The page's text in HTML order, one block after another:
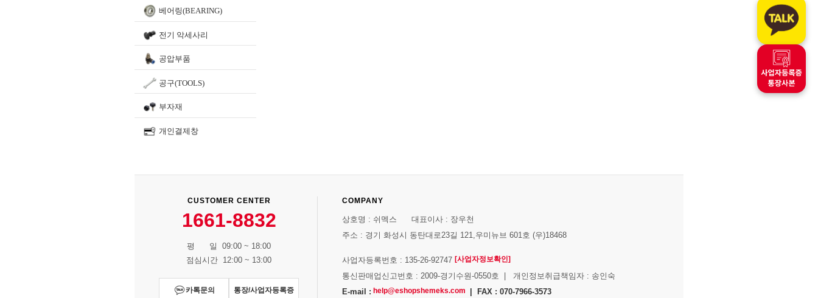
베어링(BEARING)
전기 악세사리
공압부품
공구(TOOLS)
부자재
개인결제창
CUSTOMER CENTER
1661-8832
평 일 09:00 ~ 18:00
점심시간 12:00 ~ 13:00
카톡문의 통장/사업자등록증
COMPANY
상호명 : 쉬멕스 대표이사 : 장우천
주소 : 경기 화성시 동탄대로23길 121,우미뉴브 601호 (우)18468
사업자등록번호 : 135-26-92747 [사업자정보확인]
통신판매업신고번호 : 2009-경기수원-0550호 | 개인정보취급책임자 : 송인숙
E-mail : help@eshopshemeks.com | FAX : 070-7966-3573